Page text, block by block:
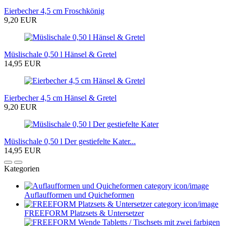
Eierbecher 4,5 cm Froschkönig
9,20 EUR
Müslischale 0,50 l Hänsel & Gretel
14,95 EUR
Eierbecher 4,5 cm Hänsel & Gretel
9,20 EUR
Müslischale 0,50 l Der gestiefelte Kater...
14,95 EUR
Kategorien
Auflaufformen und Quicheformen
FREEFORM Platzsets & Untersetzer